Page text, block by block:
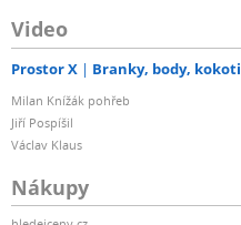
Video
Prostor X Branky, body, kokoti
Milan Knížák pohřeb
Jiří Pospíšil
Václav Klaus
Nákupy